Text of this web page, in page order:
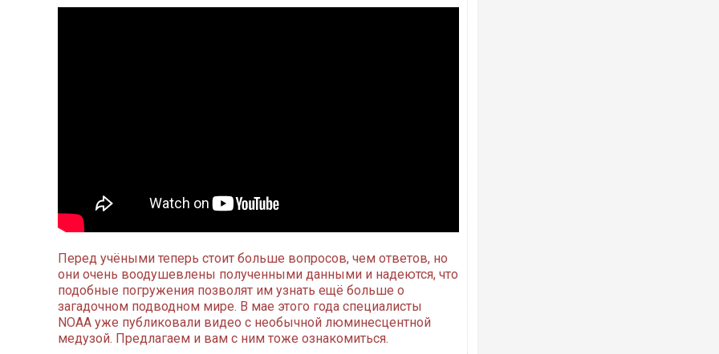
Перед учёными теперь стоит больше вопросов, чем ответов, но
они очень воодушевлены полученными данными и надеются, что
подобные погружения позволят им узнать ещё больше о
загадочном подводном мире. В мае этого года специалисты
NOAA уже публиковали видео с необычной люминесцентной
медузой. Предлагаем и вам с ним тоже ознакомиться.